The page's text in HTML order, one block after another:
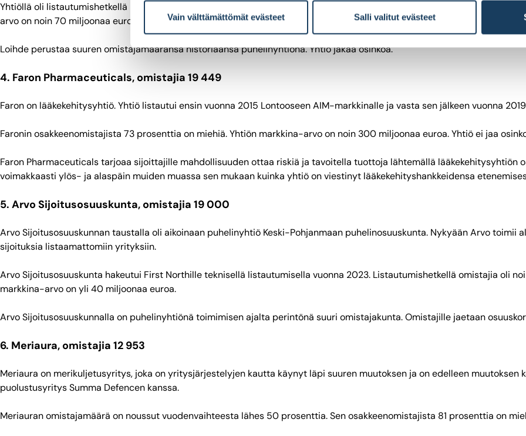
Vain välttämättömät evästeet Salli valitut evästeet
Yhtiöllä oli listautumishetkellä noin 26 000 osakkeenomistajaa. Omistajamäärä on tämän jälkeen laskenut.
arvo on noin 70 miljoonaa euroa.
Loihde perustaa suuren omistajamääränsä historiaansa puhelinyhtiönä. Yhtiö jakaa osinkoa.
4. Faron Pharmaceuticals, omistajia 19 449
Faron on lääkekehitysyhtiö. Yhtiö listautui ensin vuonna 2015 Lontooseen AIM-markkinalle ja vasta sen jälkeen vuonna
Faronin osakkeenomistajista 73 prosenttia on miehiä. Yhtiön markkina-arvo on noin 300 miljoonaa euroa. Yhtiö ei jaa
Faron Pharmaceuticals tarjoaa sijoittajille mahdollisuuden ottaa riskiä ja tavoitella tuottoja lähtemällä lääkekehitysyhtiön
voimakkaasti ylös- ja alaspäin muiden muassa sen mukaan kuinka yhtiö on viestinyt lääkekehityshankkeidensa
5. Arvo Sijoitusosuuskunta, omistajia 19 000
Arvo Sijoitusosuuskunnan taustalla oli aikoinaan puhelinyhtiö Keski-Pohjanmaan puhelinosuuskunta. Nykyään Arvo toimii
sijoituksia listaamattomiin yrityksiin.
Arvo Sijoitusosuuskunta hakeutui First Northille teknisellä listautumisella vuonna 2023. Listautumishetkellä omistajia oli
markkina-arvo on yli 40 miljoonaa euroa.
Arvo Sijoitusosuuskunnalla on puhelinyhtiönä toimimisen ajalta perintönä suuri omistajakunta. Omistajille jaetaan
6. Meriaura, omistajia 12 953
Meriaura on merikuljetusyritys, joka on yritysjärjestelyjen kautta käynyt läpi suuren muutoksen ja on edelleen
puolustusyritys Summa Defencen kanssa.
Meriauran omistajamäärä on noussut vuodenvaihteesta lähes 50 prosenttia. Sen osakkeenomistajista 81 prosenttia on